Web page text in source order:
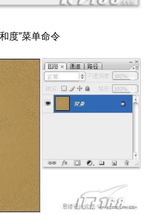
度”菜单命令